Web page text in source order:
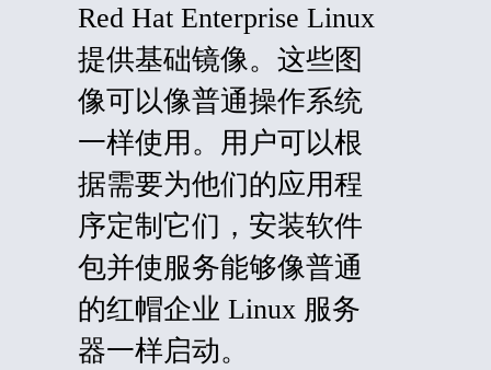
Red Hat Enterprise Linux
提供基础镜像。这些图
像可以像普通操作系统
一样使用。用户可以根
据需要为他们的应用程
序定制它们，安装软件
包并使服务能够像普通
的红帽企业 Linux 服务
器一样启动。